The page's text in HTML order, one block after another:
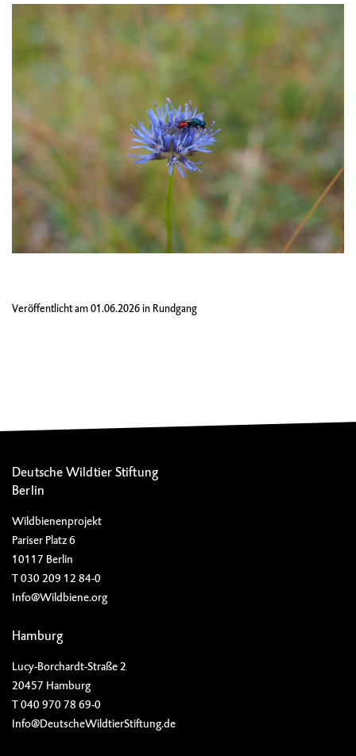
Veröffentlicht am01.06.2026in Rundgang
Deutsche Wildtier Stiftung
Berlin
Wildbienenprojekt
Pariser Platz 6
10117 Berlin
T 030 209 12 84-0
Info@Wildbiene.org
Hamburg
Lucy-Borchardt-Straße 2
20457 Hamburg
T 040 970 78 69-0
Info@DeutscheWildtierStiftung.de